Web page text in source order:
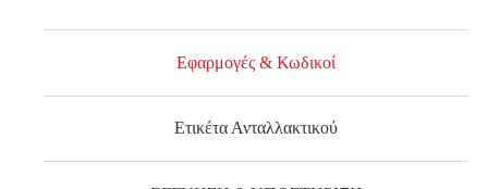
Εφαρμογές & Κωδικοί
Ετικέτα Ανταλλακτικού